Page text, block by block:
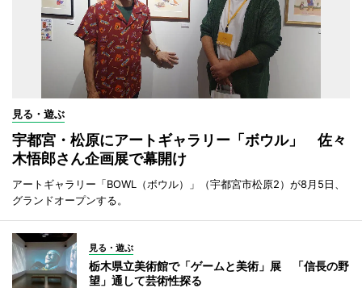
見る・遊ぶ
宇都宮・松原にアートギャラリー「ボウル」 佐々
木悟郎さん企画展で幕開け
アートギャラリー「BOWL（ボウル）」（宇都宮市松原2）が8月5日、
グランドオープンする。
見る・遊ぶ
栃木県立美術館で「ゲームと美術」展 「信長の野
望」通して芸術性探る